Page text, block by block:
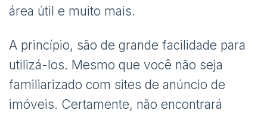
área útil e muito mais.
A princípio, são de grande facilidade para
utilizá-los. Mesmo que você não seja
familiarizado com sites de anúncio de
imóveis. Certamente, não encontrará